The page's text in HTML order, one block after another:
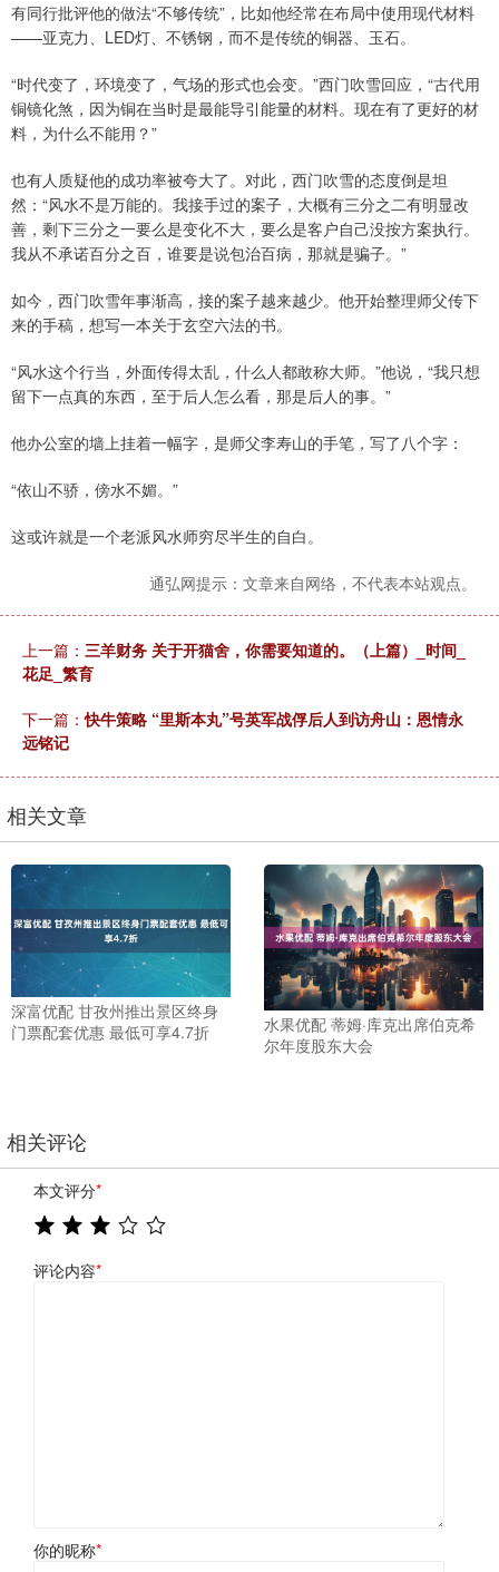
有同行批评他的做法“不够传统”，比如他经常在布局中使用现代材料
——亚克力、LED灯、不锈钢，而不是传统的铜器、玉石。
“时代变了，环境变了，气场的形式也会变。”西门吹雪回应，“古代用
铜镜化煞，因为铜在当时是最能导引能量的材料。现在有了更好的材
料，为什么不能用？”
也有人质疑他的成功率被夸大了。对此，西门吹雪的态度倒是坦
然：“风水不是万能的。我接手过的案子，大概有三分之二有明显改
善，剩下三分之一要么是变化不大，要么是客户自己没按方案执行。
我从不承诺百分之百，谁要是说包治百病，那就是骗子。”
如今，西门吹雪年事渐高，接的案子越来越少。他开始整理师父传下
来的手稿，想写一本关于玄空六法的书。
“风水这个行当，外面传得太乱，什么人都敢称大师。”他说，“我只想
留下一点真的东西，至于后人怎么看，那是后人的事。”
他办公室的墙上挂着一幅字，是师父李寿山的手笔，写了八个字：
“依山不骄，傍水不媚。”
这或许就是一个老派风水师穷尽半生的自白。
通弘网提示：文章来自网络，不代表本站观点。
上一篇： 三羊财务 关于开猫舍，你需要知道的。（上篇）_时间_
花足_繁育
下一篇：快牛策略 “里斯本丸”号英军战俘后人到访舟山：恩情永
远铭记
相关文章
深富优配 甘孜州推出景区终身
门票配套优惠 最低可享4.7折
水果优配 蒂姆·库克出席伯克希
尔年度股东大会
相关评论
本文评分*
评论内容*
你的昵称*